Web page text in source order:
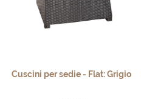
Cuscini per sedie - Flat: Grigio